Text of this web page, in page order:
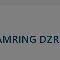
DZR